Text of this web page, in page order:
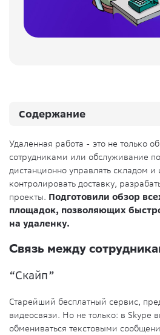
Удаленная работа - это не только
сотрудниками или обслуживание
дистанционно управлять складом
контролировать доставку,
проекты. Подготовили обзор
площадок, позволяющих
на удаленку.
Связь между
“Скайп”
Старейший бесплатный сервис,
видеосвязи. Но не только: в Skype
обмениваться текстовыми
Содержание